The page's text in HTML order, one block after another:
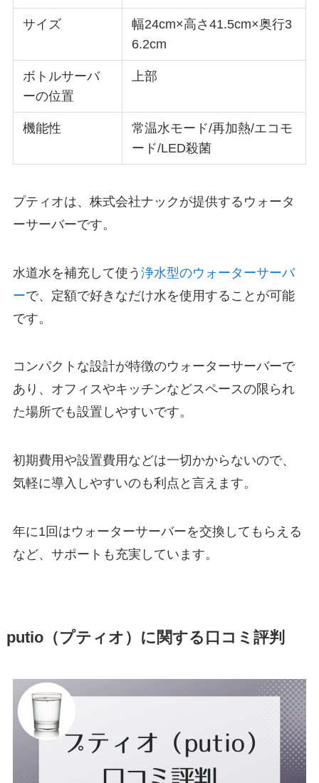
サイズ
幅24cm×高さ41.5cm×奥行3
6.2cm
ボトルサーバ
ーの位置
上部
機能性
常温水モード/再加熱/エコモ
ード/LED殺菌
プティオは、株式会社ナックが提供するウォータ
ーサーバーです。
水道水を補充して使う 浄水型のウォーターサーバ
ーで、定額で好きなだけ水を使用することが可能
です。
コンパクトな設計が特徴のウォーターサーバーで
あり、オフィスやキッチンなどスペースの限られ
た場所でも設置しやすいです。
初期費用や設置費用などは一切かからないので、
気軽に導入しやすいのも利点と言えます。
年に1回はウォーターサーバーを交換してもらえる
など、サポートも充実しています。
putio（プティオ）に関する口コミ評判